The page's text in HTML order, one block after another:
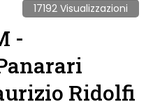
17192 Visualizzazioni
-
Ridolfi